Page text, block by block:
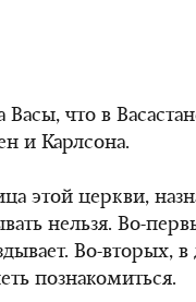
Васы, что в
и Карлсона.
этой церкви,
нельзя. Во-
Во-вторых, в
познакомиться.